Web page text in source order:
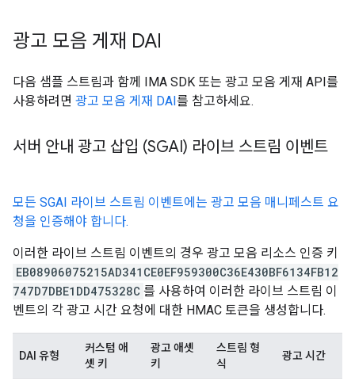
광고 모음 게재 DAI
다음 샘플 스트림과 함께 IMA SDK 또는 광고 모음 게재 API를
사용하려면 광고 모음 게재 DAI를 참고하세요.
서버 안내 광고 삽입 (SGAI) 라이브 스트림 이벤트
모든 SGAI 라이브 스트림 이벤트에는 광고 모음 매니페스트 요
청을 인증해야 합니다.
이러한 라이브 스트림 이벤트의 경우 광고 모음 리소스 인증 키
EB08906075215AD341CE0EF959300C36E430BF6134FB12
747D7DBE1DD475328C 를 사용하여 이러한 라이브 스트림 이
벤트의 각 광고 시간 요청에 대한 HMAC 토큰을 생성합니다.
DAI 유형
커스텀 애
셋 키
광고 애셋
키
스트림 형
식
광고 시간